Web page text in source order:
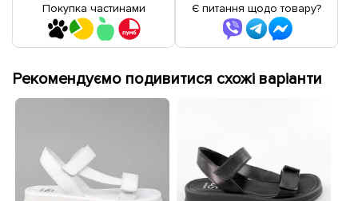
Покупка частинами Є питання щодо товару?
Рекомендуємо подивитися схожі варіанти